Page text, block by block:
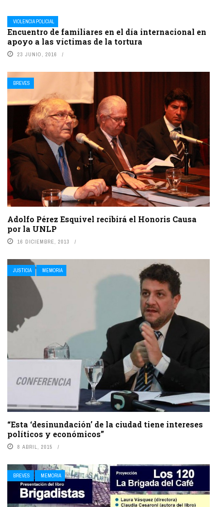
VIOLENCIA POLICIAL
Encuentro de familiares en el día internacional en
apoyo a las víctimas de la tortura
23 JUNIO, 2016
BREVES
Adolfo Pérez Esquivel recibirá el Honoris Causa
por la UNLP
16 DICIEMBRE, 2013
JUSTICIA MEMORIA
“Esta ‘desinundación’ de la ciudad tiene intereses
políticos y económicos”
8 ABRIL, 2015
BREVES MEMORIA